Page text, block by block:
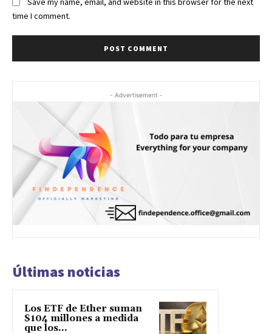
time I comment.
- Advertisement -
Últimas noticias
Los ETF de Ether suman
$104 millones a medida
que los...